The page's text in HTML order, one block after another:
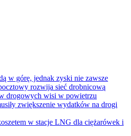
w górę, jednak zyski nie zawsze
rozwija sieć drobnicową
drogowych wisi w powietrzu
zwiększenie wydatków na drogi
w stacje LNG dla ciężarówek i